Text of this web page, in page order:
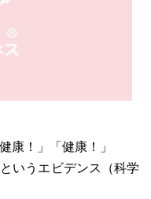
康！」「健康！」
いうエビデンス（科学